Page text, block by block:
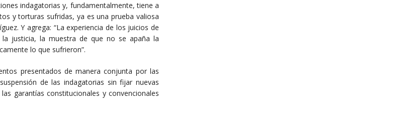
indagatorias y, fundamentalmente, tiene a
y torturas sufridas, ya es una prueba valiosa
Y agrega: “La experiencia de los juicios de
justicia, la muestra de que no se apaña la
lo que sufrieron”.
presentados de manera conjunta por las
de las indagatorias sin fijar nuevas
garantías constitucionales y convencionales